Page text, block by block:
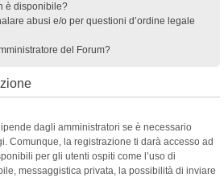
è disponibile?
abusi e/o per questioni d’ordine legale
del Forum?
dagli amministratori se è necessario
Comunque, la registrazione ti darà accesso ad
per gli utenti ospiti come l’uso di
messaggistica privata, la possibilità di inviare